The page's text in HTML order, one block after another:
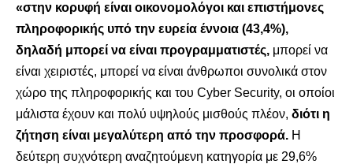
«στην κορυφή είναι οικονομολόγοι και επιστήμονες
πληροφορικής υπό την ευρεία έννοια (43,4%),
δηλαδή μπορεί να είναι προγραμματιστές, μπορεί να
είναι χειριστές, μπορεί να είναι άνθρωποι συνολικά στον
χώρο της πληροφορικής και του Cyber Security, οι οποίοι
μάλιστα έχουν και πολύ υψηλούς μισθούς πλέον, διότι η
ζήτηση είναι μεγαλύτερη από την προσφορά. Η
δεύτερη συχνότερη αναζητούμενη κατηγορία με 29,6%